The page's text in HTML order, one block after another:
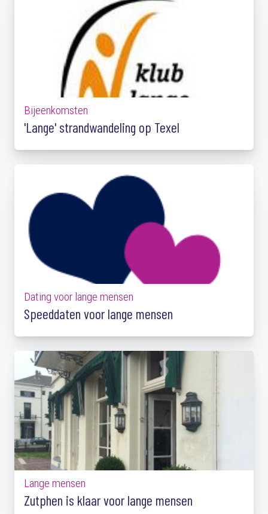
Bijeenkomsten
'Lange' strandwandeling op Texel
Dating voor lange mensen
Speeddaten voor lange mensen
Lange mensen
Zutphen is klaar voor lange mensen